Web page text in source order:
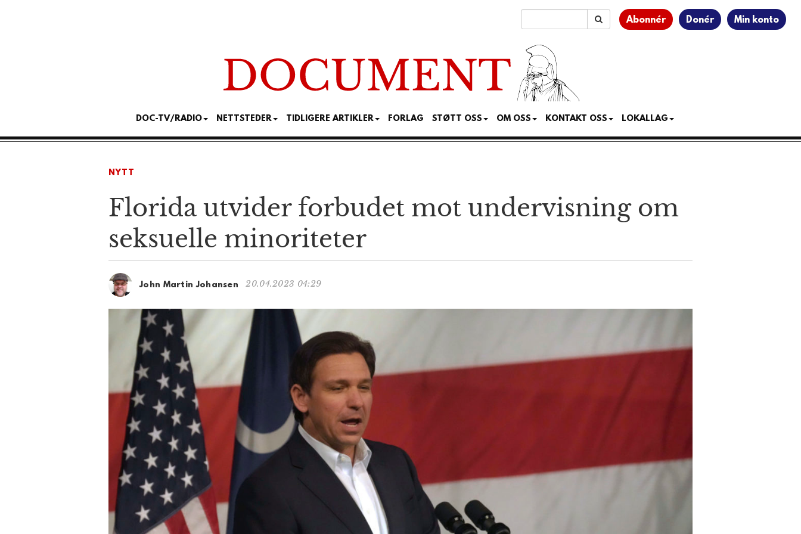
Abonnér Donér Min konto
DOC-TV/RADIO NETTSTEDER TIDLIGERE ARTIKLER FORLAG STØTT OSS OM OSS KONTAKT OSS LOKALLAG
NYTT
Florida utvider forbudet mot undervisning om
seksuelle minoriteter
John Martin Johansen 20.04.2023 04:29